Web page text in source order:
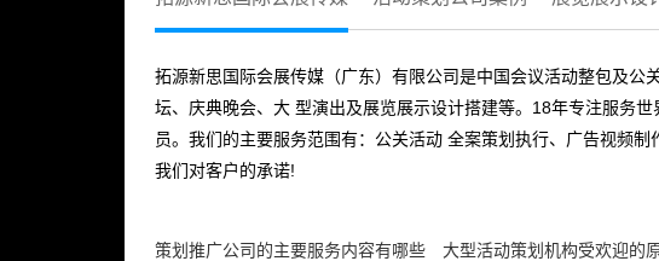
拓源新思国际会展传媒（广东）有限公司是中国会议活动整包及
坛、庆典晚会、大 型演出及展览展示设计搭建等。18年专注服务
员。我们的主要服务范围有：公关活动 全案策划执行、广告视频
我们对客户的承诺!
策划推广公司的主要服务内容有哪些 大型活动策划机构受欢迎的